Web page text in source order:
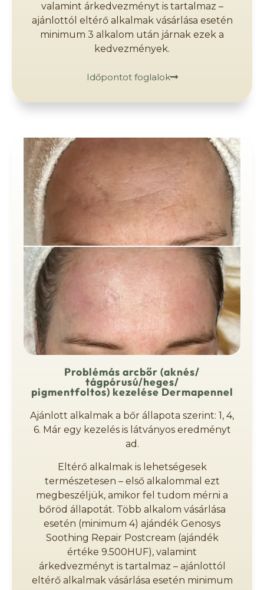
valamint árkedvezményt is tartalmaz –
ajánlottól eltérő alkalmak vásárlása esetén
minimum 3 alkalom után járnak ezek a
kedvezmények.
Időpontot foglalok
Problémás arcbőr (aknés/
tágpórusú/heges/
pigmentfoltos) kezelése Dermapennel
Ajánlott alkalmak a bőr állapota szerint: 1, 4,
6. Már egy kezelés is látványos eredményt
ad.
Eltérő alkalmak is lehetségesek
természetesen – első alkalommal ezt
megbeszéljük, amikor fel tudom mérni a
bőröd állapotát. Több alkalom vásárlása
esetén (minimum 4) ajándék Genosys
Soothing Repair Postcream (ajándék
értéke 9.500HUF), valamint
árkedvezményt is tartalmaz – ajánlottól
eltérő alkalmak vásárlása esetén minimum